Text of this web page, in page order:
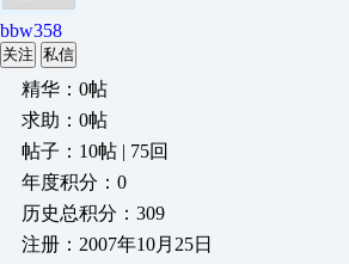
bbw358
关注 私信
精华：0帖
求助：0帖
帖子：10帖 | 75回
年度积分：0
历史总积分：309
注册：2007年10月25日